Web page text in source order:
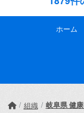
ホーム
組織 岐阜県 健